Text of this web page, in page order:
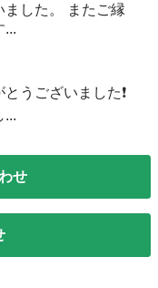
ました。 またご縁
...
うございました❗
...
せ